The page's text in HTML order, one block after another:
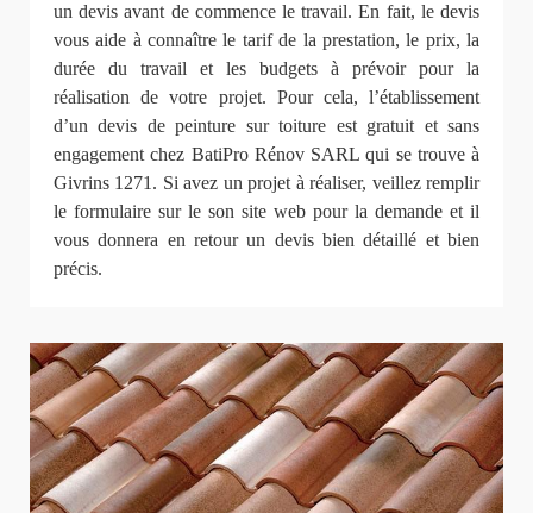
un devis avant de commence le travail. En fait, le devis
vous aide à connaître le tarif de la prestation, le prix, la
durée du travail et les budgets à prévoir pour la
réalisation de votre projet. Pour cela, l’établissement
d’un devis de peinture sur toiture est gratuit et sans
engagement chez BatiPro Rénov SARL qui se trouve à
Givrins 1271. Si avez un projet à réaliser, veillez remplir
le formulaire sur le son site web pour la demande et il
vous donnera en retour un devis bien détaillé et bien
précis.